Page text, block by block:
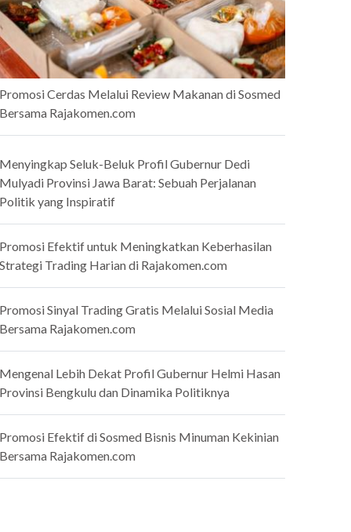
Cerdas Melalui Review Makanan di Sosmed
Rajakomen.com
Seluk-Beluk Profil Gubernur Dedi
Provinsi Jawa Barat: Sebuah Perjalanan
yang Inspiratif
Efektif untuk Meningkatkan Keberhasilan
Trading Harian di Rajakomen.com
Sinyal Trading Gratis Melalui Sosial Media
Rajakomen.com
Lebih Dekat Profil Gubernur Helmi Hasan
Bengkulu dan Dinamika Politiknya
Efektif di Sosmed Bisnis Minuman Kekinian
Rajakomen.com